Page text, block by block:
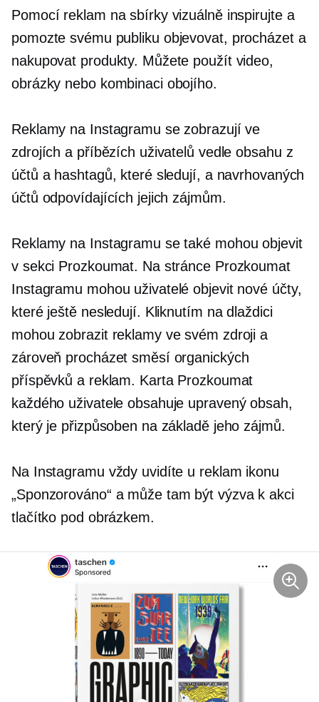
Pomocí reklam na sbírky vizuálně inspirujte a
pomozte svému publiku objevovat, procházet a
nakupovat produkty. Můžete použít video,
obrázky nebo kombinaci obojího.
Reklamy na Instagramu se zobrazují ve
zdrojích a příbězích uživatelů vedle obsahu z
účtů a hashtagů, které sledují, a navrhovaných
účtů odpovídajících jejich zájmům.
Reklamy na Instagramu se také mohou objevit
v sekci Prozkoumat. Na stránce Prozkoumat
Instagramu mohou uživatelé objevit nové účty,
které ještě nesledují. Kliknutím na dlaždici
mohou zobrazit reklamy ve svém zdroji a
zároveň procházet směsí organických
příspěvků a reklam. Karta Prozkoumat
každého uživatele obsahuje upravený obsah,
který je přizpůsoben na základě jeho zájmů.
Na Instagramu vždy uvidíte u reklam ikonu
„Sponzorováno“ a může tam být výzva k akci
tlačítko pod obrázkem.